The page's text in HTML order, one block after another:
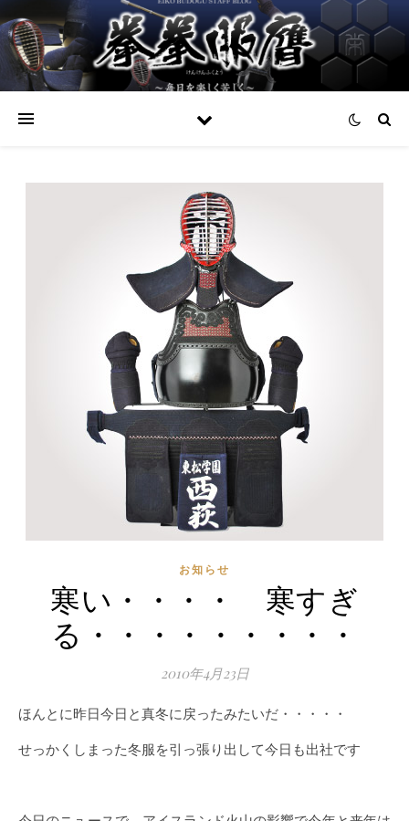
お知らせ
寒い・・・・ 寒すぎ
る・・・・・・・・・
2010年4月23日
ほんとに昨日今日と真冬に戻ったみたいだ・・・・・
せっかくしまった冬服を引っ張り出して今日も出社です